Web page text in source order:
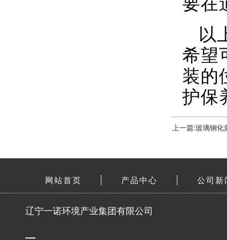
以
希望
装的
护保
上一篇:玻璃钢
网站首页 产品中心 公司新
辽宁一诺环境产业集团有限公司